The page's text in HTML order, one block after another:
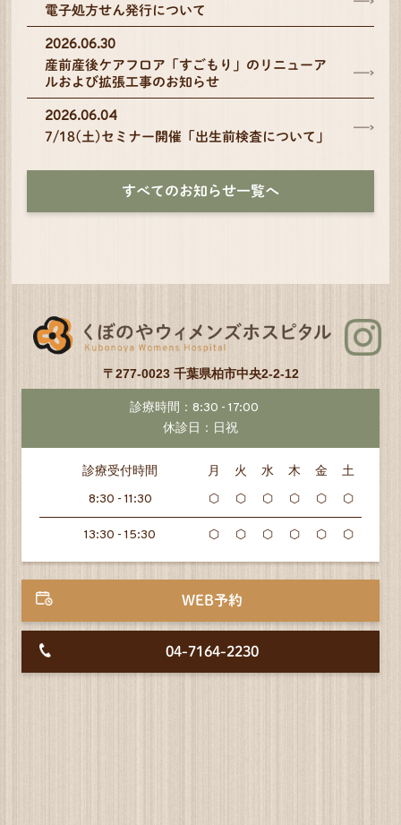
電子処方せん発行について
2026.06.30
産前産後ケアフロア「すごもり」のリニューア
ルおよび拡張工事のお知らせ
2026.06.04
7/18(土)セミナー開催「出生前検査について」
すべてのお知らせ一覧へ
〒277-0023 千葉県柏市中央2-2-12
診療時間：8:30 - 17:00
休診日：日祝
診療受付時間 月 火 水 木 金
土
8:30 - 11:30
⬡ ⬡ ⬡ ⬡ ⬡ ⬡
13:30 - 15:30 ⬡ ⬡ ⬡ ⬡ ⬡ ⬡
WEB予約
04-7164-2230